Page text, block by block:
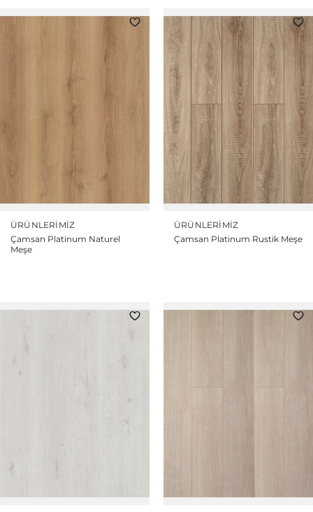
ÜRÜNLERIMIZ
Çamsan Platinum Naturel
Meşe
ÜRÜNLERIMIZ
Çamsan Platinum Rustik Meşe